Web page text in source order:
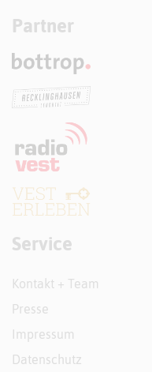
Partner
Service
Kontakt + Team
Presse
Impressum
Datenschutz